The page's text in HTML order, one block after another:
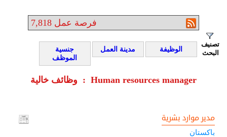
7,818 فرصة عمل
تصنيف
البحث
الوظيفة مدينة العمل
جنسية
الموظف
وظائف خالية : Human resources manager
مدير موارد بشرية
باكستان